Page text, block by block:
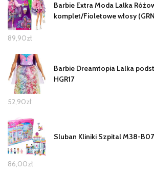
Barbie Extra Moda Lalka
komplet/Fioletowe włosy
89,90zł
Barbie Dreamtopia Lalka
HGR17
52,90zł
Sluban Kliniki Szpital M38-
86,00zł